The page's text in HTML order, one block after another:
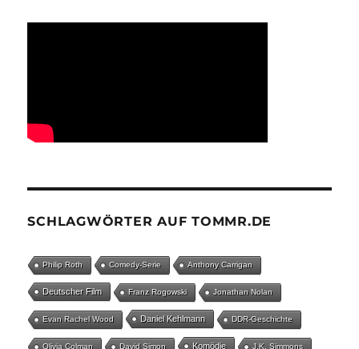
SCHLAGWÖRTER AUF TOMMR.DE
Philip Roth Comedy-Serie Anthony Carrigan
Deutscher Film Franz Rogowski Jonathan Nolan
Evan Rachel Wood Daniel Kehlmann DDR-Geschichte
Olivia Colman David Simon Komödie J.K. Simmons